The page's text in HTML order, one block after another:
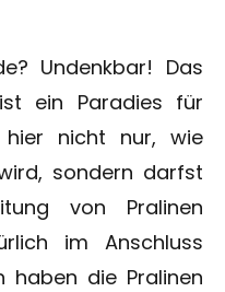
Undenkbar! Das
ein Paradies für
hier nicht nur, wie
sondern darfst
von Pralinen
im Anschluss
haben die Pralinen